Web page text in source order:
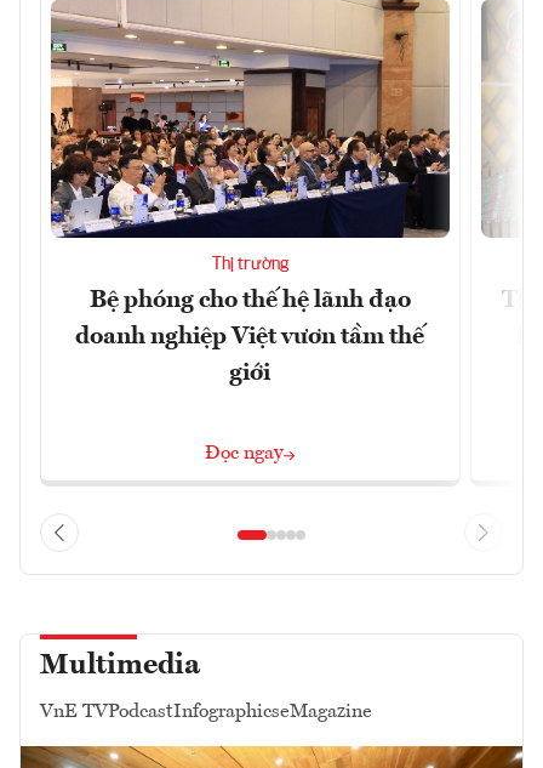
Thị trường
Bệ phóng cho thế hệ lãnh đạo
doanh nghiệp Việt vươn tầm thế
giới
Đọc ngay
Multimedia
VnE TVPodcastInfographicseMagazine